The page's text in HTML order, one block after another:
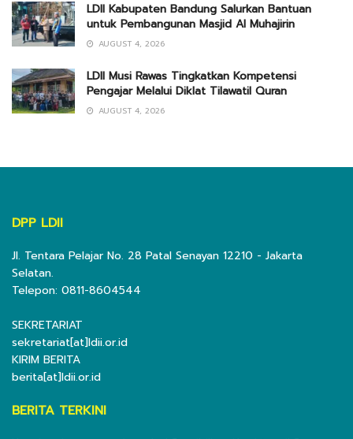
LDII Kabupaten Bandung Salurkan Bantuan
untuk Pembangunan Masjid Al Muhajirin
AUGUST 4, 2026
LDII Musi Rawas Tingkatkan Kompetensi
Pengajar Melalui Diklat Tilawatil Quran
AUGUST 4, 2026
DPP LDII
Jl. Tentara Pelajar No. 28 Patal Senayan 12210 - Jakarta
Selatan.
Telepon: 0811-8604544
SEKRETARIAT
sekretariat[at]ldii.or.id
KIRIM BERITA
berita[at]ldii.or.id
BERITA TERKINI